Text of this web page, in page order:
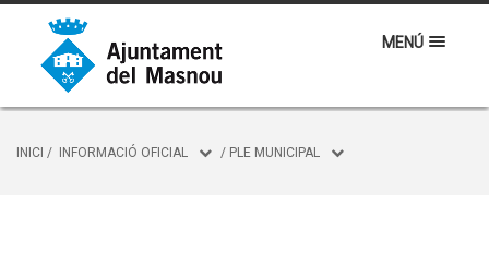
MENÚ
INICI / INFORMACIÓ OFICIAL / PLE MUNICIPAL